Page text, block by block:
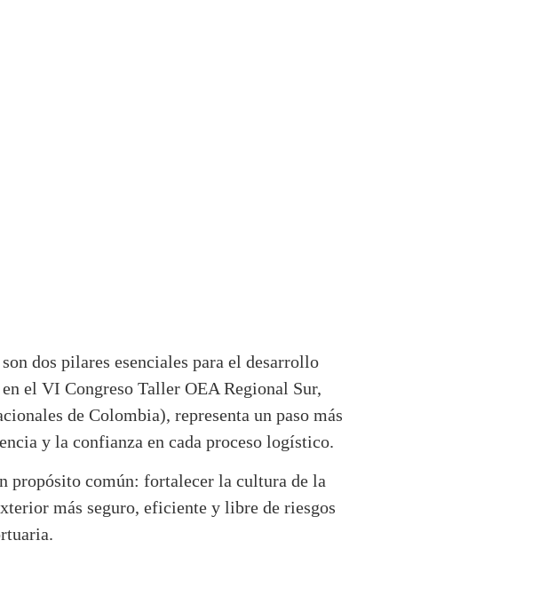
dos pilares esenciales para el desarrollo
el VI Congreso Taller OEA Regional Sur,
de Colombia), representa un paso más
y la confianza en cada proceso logístico.
propósito común: fortalecer la cultura de la
más seguro, eficiente y libre de riesgos